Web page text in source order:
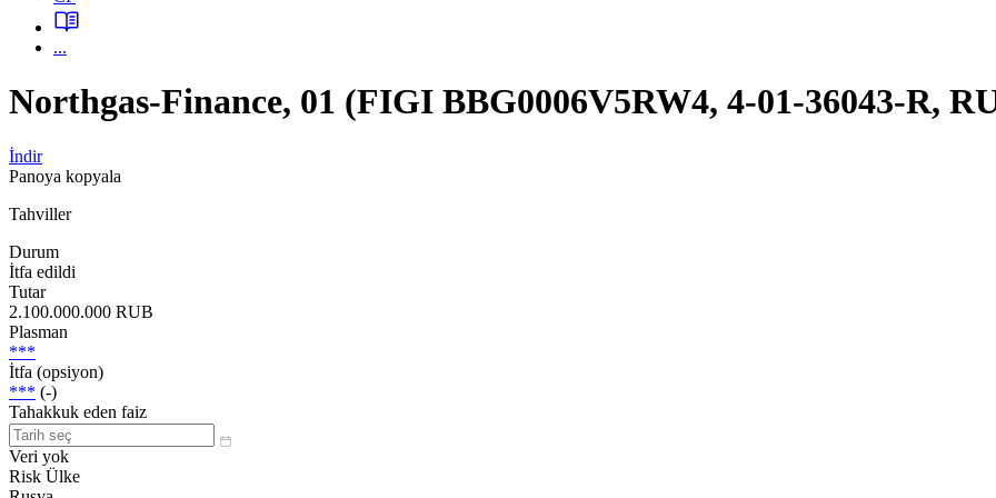
...
Northgas-Finance, 01 (FIGI BBG0006V5RW4, 4-01-36043-R,
İndir
Panoya kopyala
Tahviller
Durum
İtfa edildi
Tutar
2.100.000.000 RUB
Plasman
***
İtfa (opsiyon)
*** (-)
Tahakkuk eden faiz
Veri yok
Risk Ülke